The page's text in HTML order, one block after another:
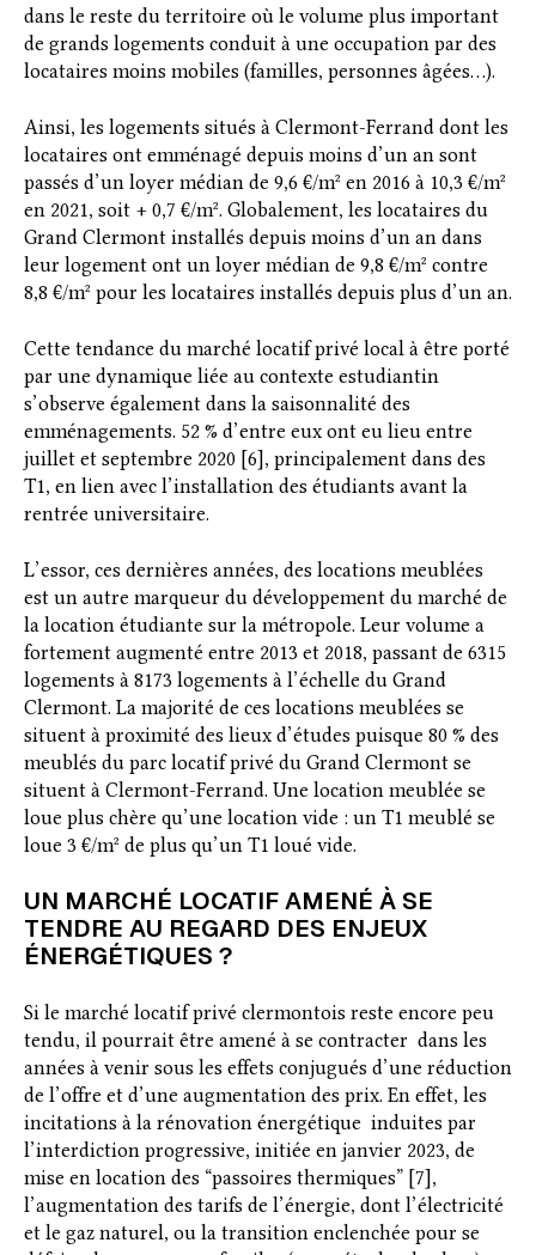
dans le reste du territoire où le volume plus important
de grands logements conduit à une occupation par des
locataires moins mobiles (familles, personnes âgées…).
Ainsi, les logements situés à Clermont-Ferrand dont les
locataires ont emménagé depuis moins d’un an sont
passés d’un loyer médian de 9,6 €/m² en 2016 à 10,3 €/m²
en 2021, soit + 0,7 €/m². Globalement, les locataires du
Grand Clermont installés depuis moins d’un an dans
leur logement ont un loyer médian de 9,8 €/m² contre
8,8 €/m² pour les locataires installés depuis plus d’un an.
Cette tendance du marché locatif privé local à être porté
par une dynamique liée au contexte estudiantin
s’observe également dans la saisonnalité des
emménagements. 52 % d’entre eux ont eu lieu entre
juillet et septembre 2020 [6], principalement dans des
T1, en lien avec l’installation des étudiants avant la
rentrée universitaire.
L’essor, ces dernières années, des locations meublées
est un autre marqueur du développement du marché de
la location étudiante sur la métropole. Leur volume a
fortement augmenté entre 2013 et 2018, passant de 6315
logements à 8173 logements à l’échelle du Grand
Clermont. La majorité de ces locations meublées se
situent à proximité des lieux d’études puisque 80 % des
meublés du parc locatif privé du Grand Clermont se
situent à Clermont-Ferrand. Une location meublée se
loue plus chère qu’une location vide : un T1 meublé se
loue 3 €/m² de plus qu’un T1 loué vide.
UN MARCHÉ LOCATIF AMENÉ À SE
TENDRE AU REGARD DES ENJEUX
ÉNERGÉTIQUES ?
Si le marché locatif privé clermontois reste encore peu
tendu, il pourrait être amené à se contracter dans les
années à venir sous les effets conjugués d’une réduction
de l’offre et d’une augmentation des prix. En effet, les
incitations à la rénovation énergétique induites par
l’interdiction progressive, initiée en janvier 2023, de
mise en location des “passoires thermiques” [7],
l’augmentation des tarifs de l’énergie, dont l’électricité
et le gaz naturel, ou la transition enclenchée pour se